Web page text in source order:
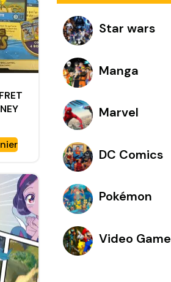
Star wars
Manga
Marvel
DC Comics
Pokémon
Video Game